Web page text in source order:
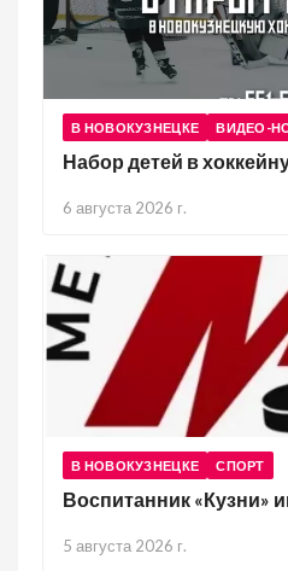
В НОВОКУЗНЕЦКЕ ВИДЕО-
Набор детей в
6 августа 2026 г.
В НОВОКУЗНЕЦКЕ СПОРТ
Воспитанник «Кузни»
5 августа 2026 г.